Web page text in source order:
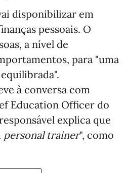
disponibilizar em
pessoais. O
a nível de
para "uma
à conversa com
Education Officer do
explica que
personal trainer", como